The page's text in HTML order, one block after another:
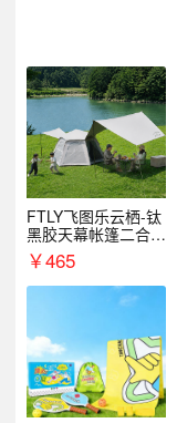
FTLY飞图乐云栖-钛
黑胶天幕帐篷二合一
TMTZ0201
￥465